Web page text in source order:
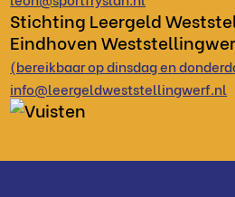
Stichting Leergeld
Eindhoven
(bereikbaar op dinsdag en
info@leergeldweststellingwerf.nl